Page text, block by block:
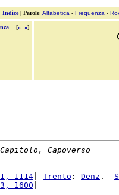
Indice| Parole: Alfabetica - Frequenza -
[« »]
Capoverso
1114
Trento : Denz . -
1600